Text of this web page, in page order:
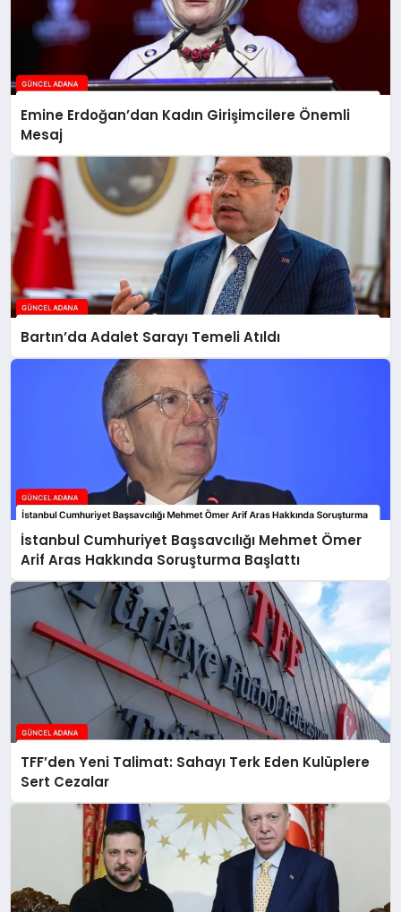
Emine Erdoğan’dan Kadın Girişimcilere Önemli
Mesaj
Bartın’da Adalet Sarayı Temeli Atıldı
İstanbul Cumhuriyet Başsavcılığı Mehmet Ömer
Arif Aras Hakkında Soruşturma Başlattı
TFF’den Yeni Talimat: Sahayı Terk Eden Kulüplere
Sert Cezalar